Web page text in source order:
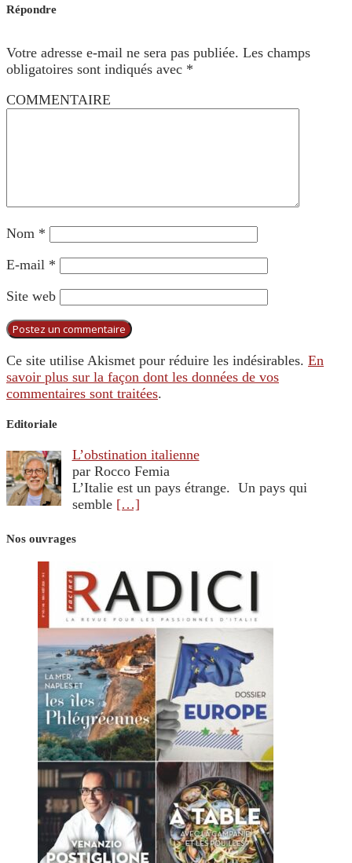
Répondre
Votre adresse e-mail ne sera pas publiée. Les champs
obligatoires sont indiqués avec *
COMMENTAIRE
Nom *
E-mail *
Site web
Ce site utilise Akismet pour réduire les indésirables. En
savoir plus sur la façon dont les données de vos
commentaires sont traitées.
Editoriale
L’obstination italienne
par Rocco Femia
L’Italie est un pays étrange. Un pays qui
semble […]
Nos ouvrages